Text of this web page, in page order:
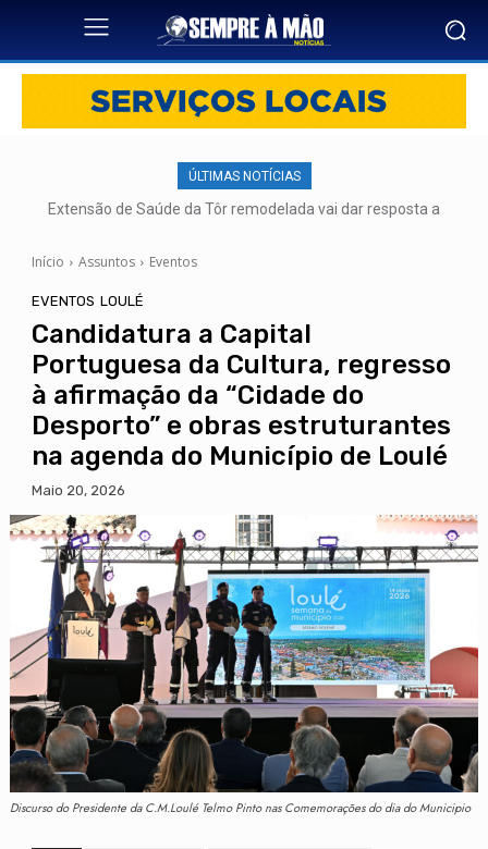
ÚLTIMAS NOTÍCIAS
Extensão de Saúde da Tôr remodelada vai dar resposta a
Início Assuntos Eventos
EVENTOS LOULÉ
Candidatura a Capital
Portuguesa da Cultura, regresso
à afirmação da “Cidade do
Desporto” e obras estruturantes
na agenda do Município de Loulé
Maio 20, 2026
Discurso do Presidente da C.M.Loulé Telmo Pinto nas Comemorações do dia do Municipio